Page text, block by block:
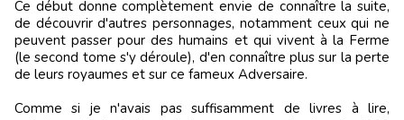
Ce début donne complètement envie de connaître la suite,
de découvrir d'autres personnages, notamment ceux qui ne
peuvent passer pour des humains et qui vivent à la Ferme
(le second tome s'y déroule), d'en connaître plus sur la perte
de leurs royaumes et sur ce fameux Adversaire.
Comme si je n'avais pas suffisamment de livres à lire,